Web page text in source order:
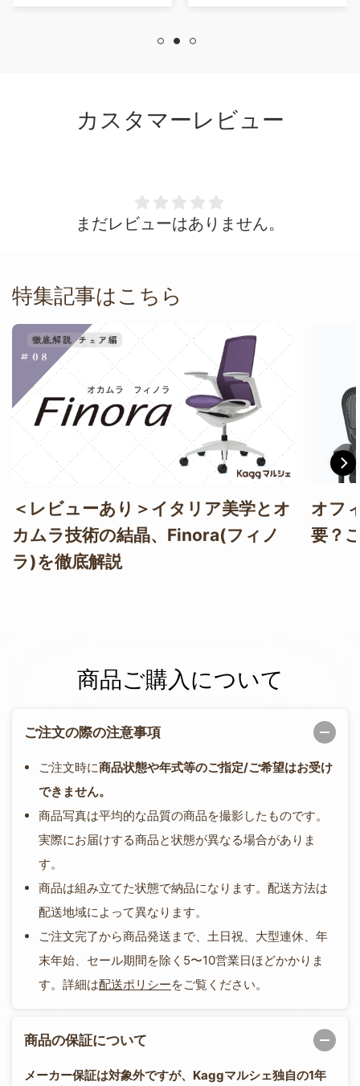
配送無料！最高でし
た。写真が下手で申
カスタマーレビュー
まだレビューはありません。
特集記事はこちら
＜レビューあり＞イタリア美学とオ
カムラ技術の結晶、Finora(フィノ
ラ)を徹底解説
オフ
要？
商品ご購入について
ご注文の際の注意事項
ご注文時に商品状態や年式等のご指定/ご希望はお受け
できません。
商品写真は平均的な品質の商品を撮影したものです。
実際にお届けする商品と状態が異なる場合がありま
す。
商品は組み立てた状態で納品になります。配送方法は
配送地域によって異なります。
ご注文完了から商品発送まで、土日祝、大型連休、年
末年始、セール期間を除く5〜10営業日ほどかかりま
す。詳細は配送ポリシーをご覧ください。
商品の保証について
メーカー保証は対象外ですが、Kaggマルシェ独自の1年